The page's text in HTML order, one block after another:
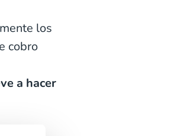
los
cobro
a hacer